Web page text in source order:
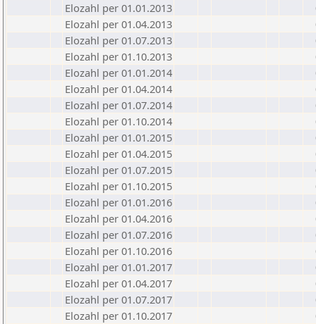
Elozahl per 01.01.2013
Elozahl per 01.04.2013
Elozahl per 01.07.2013
Elozahl per 01.10.2013
Elozahl per 01.01.2014
Elozahl per 01.04.2014
Elozahl per 01.07.2014
Elozahl per 01.10.2014
Elozahl per 01.01.2015
Elozahl per 01.04.2015
Elozahl per 01.07.2015
Elozahl per 01.10.2015
Elozahl per 01.01.2016
Elozahl per 01.04.2016
Elozahl per 01.07.2016
Elozahl per 01.10.2016
Elozahl per 01.01.2017
Elozahl per 01.04.2017
Elozahl per 01.07.2017
Elozahl per 01.10.2017